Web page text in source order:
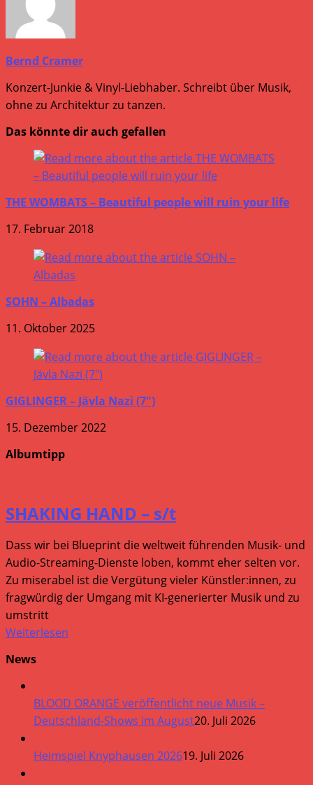
Bernd Cramer
Konzert-Junkie & Vinyl-Liebhaber. Schreibt über Musik,
ohne zu Architektur zu tanzen.
Das könnte dir auch gefallen
THE WOMBATS – Beautiful people will ruin your life
17. Februar 2018
SOHN – Albadas
11. Oktober 2025
GIGLINGER – Jävla Nazi (7″)
15. Dezember 2022
Albumtipp
SHAKING HAND – s/t
Dass wir bei Blueprint die weltweit führenden Musik- und
Audio-Streaming-Dienste loben, kommt eher selten vor.
Zu miserabel ist die Vergütung vieler Künstler:innen, zu
fragwürdig der Umgang mit KI-generierter Musik und zu
umstritt
Weiterlesen
News
BLOOD ORANGE veröffentlicht neue Musik –
Deutschland-Shows im August20. Juli 2026
Heimspiel Knyphausen 202619. Juli 2026